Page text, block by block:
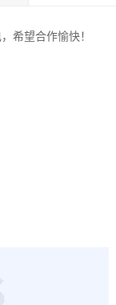
希望合作愉快！